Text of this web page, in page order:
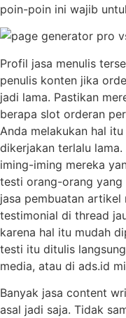
poin-poin ini wajib
Profil jasa menulis
penulis konten jika
jadi lama. Pastikan
berapa slot orderan
Anda melakukan hal
dikerjakan terlalu
iming-iming mereka
testi orang-orang
jasa pembuatan artikel
testimonial di thread
karena hal itu mudah
testi itu ditulis
media, atau di ads.id
Banyak jasa content
asal jadi saja. Tidak